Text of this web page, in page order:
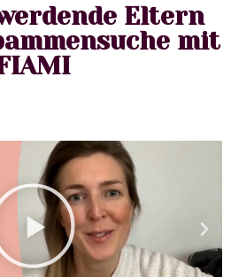
Eltern
mit